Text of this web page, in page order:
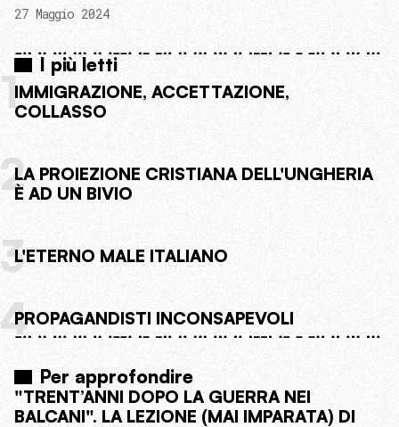
27 Maggio 2024
I più letti
1IMMIGRAZIONE, ACCETTAZIONE,
COLLASSO
2LA PROIEZIONE CRISTIANA DELL'UNGHERIA
È AD UN BIVIO
3L'ETERNO MALE ITALIANO
4PROPAGANDISTI INCONSAPEVOLI
Per approfondire
"TRENT’ANNI DOPO LA GUERRA NEI
BALCANI". LA LEZIONE (MAI IMPARATA) DI